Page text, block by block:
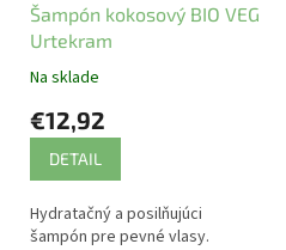
Šampón kokosový BIO VEG
Urtekram
Na sklade
€12,92
DETAIL
Hydratačný a posilňujúci
šampón pre pevné vlasy.